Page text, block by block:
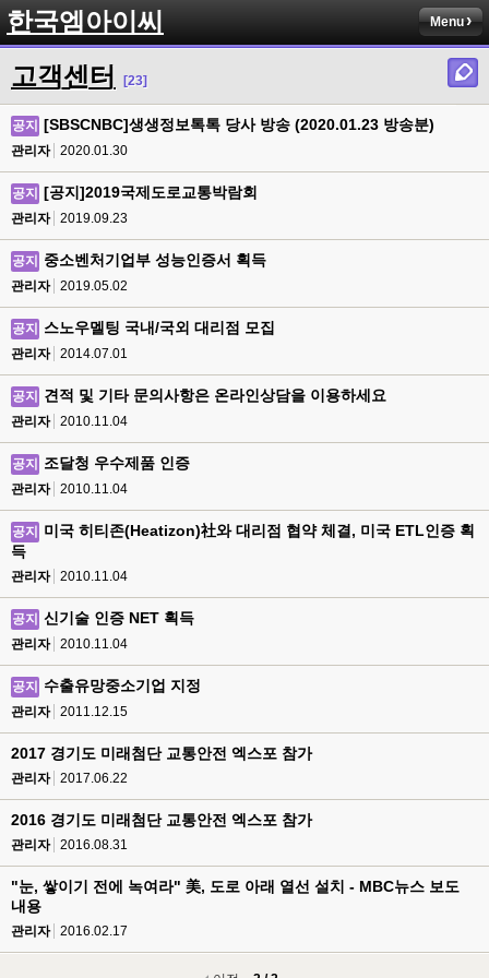
한국엠아이씨 Menu
고객센터 [23]
공지 [SBSCNBC]생생정보톡톡 당사 방송 (2020.01.23 방송분)
관리자 2020.01.30
공지 [공지]2019국제도로교통박람회
관리자 2019.09.23
공지 중소벤처기업부 성능인증서 획득
관리자 2019.05.02
공지 스노우멜팅 국내/국외 대리점 모집
관리자 2014.07.01
공지 견적 및 기타 문의사항은 온라인상담을 이용하세요
관리자 2010.11.04
공지 조달청 우수제품 인증
관리자 2010.11.04
공지
미국 히티존(Heatizon)社와 대리점 협약 체결, 미국 ETL인증 획
득
관리자 2010.11.04
공지 신기술 인증 NET 획득
관리자 2010.11.04
공지 수출유망중소기업 지정
관리자 2011.12.15
2017 경기도 미래첨단 교통안전 엑스포 참가
관리자 2017.06.22
2016 경기도 미래첨단 교통안전 엑스포 참가
관리자 2016.08.31
"눈, 쌓이기 전에 녹여라" 美, 도로 아래 열선 설치 - MBC뉴스 보도
내용
관리자 2016.02.17